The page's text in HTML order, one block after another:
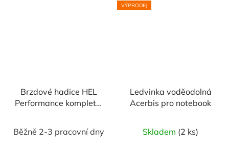
Brzdové hadice HEL
Performance kompletní
hodnocení
Běžně 2-3 pracovní dny
VÝPRODEJ
Ledvinka voděodolná
Acerbis pro notebook
Skladem (2 ks)